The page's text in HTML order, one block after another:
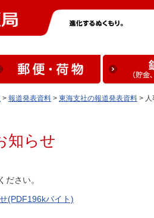
> 報道発表資料 > 東海支社の報道発表資料 > 人
知らせ
ださい。
(PDF196kバイト)